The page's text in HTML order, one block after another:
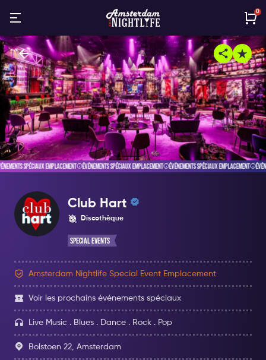
0
ÉVÉNEMENTS SPÉCIAUX EMPLACEMENT ÉVÉNEMENTS SPÉCIAUX EMPLACEMENT ÉVÉNEMENTS SPÉCIAUX EMPLACEMENT
Club Hart
Discothèque
Special Events
Amsterdam Nightlife Special Event Emplacement
Voir les prochains événements spéciaux
Live Music . Blues . Dance . Rock . Pop
Bolstoen 22, Amsterdam